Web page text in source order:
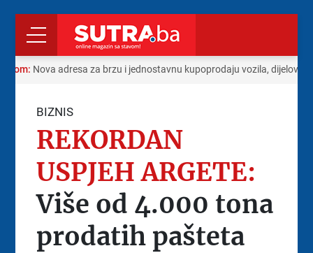
Nova adresa za brzu i jednostavnu kupoprodaju vozila, dijelova i
BIZNIS
REKORDAN
USPJEH ARGETE:
Više od 4.000 tona
prodatih pašteta